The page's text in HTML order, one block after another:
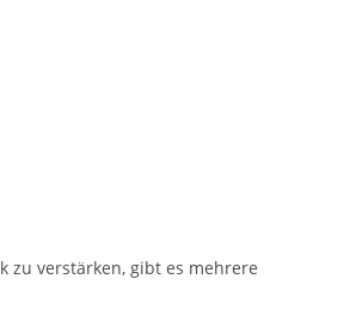
zu verstärken, gibt es mehrere